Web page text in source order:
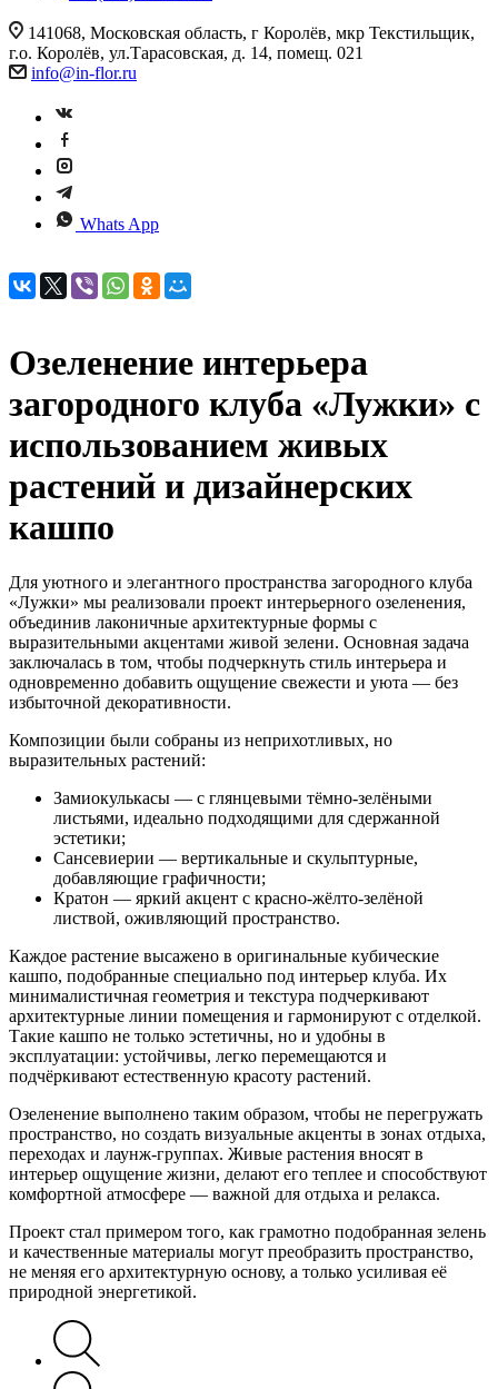
141068, Московская область, г Королёв, мкр Текстильщик,
г.о. Королёв, ул.Тарасовская, д. 14, помещ. 021
info@in-flor.ru
Whats App
Озеленение интерьера
загородного клуба «Лужки» с
использованием живых
растений и дизайнерских
кашпо
Для уютного и элегантного пространства загородного клуба
«Лужки» мы реализовали проект интерьерного озеленения,
объединив лаконичные архитектурные формы с
выразительными акцентами живой зелени. Основная задача
заключалась в том, чтобы подчеркнуть стиль интерьера и
одновременно добавить ощущение свежести и уюта — без
избыточной декоративности.
Композиции были собраны из неприхотливых, но
выразительных растений:
Замиокулькасы — с глянцевыми тёмно-зелёными
листьями, идеально подходящими для сдержанной
эстетики;
Сансевиерии — вертикальные и скульптурные,
добавляющие графичности;
Кратон — яркий акцент с красно-жёлто-зелёной
листвой, оживляющий пространство.
Каждое растение высажено в оригинальные кубические
кашпо, подобранные специально под интерьер клуба. Их
минималистичная геометрия и текстура подчеркивают
архитектурные линии помещения и гармонируют с отделкой.
Такие кашпо не только эстетичны, но и удобны в
эксплуатации: устойчивы, легко перемещаются и
подчёркивают естественную красоту растений.
Озеленение выполнено таким образом, чтобы не перегружать
пространство, но создать визуальные акценты в зонах отдыха,
переходах и лаунж-группах. Живые растения вносят в
интерьер ощущение жизни, делают его теплее и способствуют
комфортной атмосфере — важной для отдыха и релакса.
Проект стал примером того, как грамотно подобранная зелень
и качественные материалы могут преобразить пространство,
не меняя его архитектурную основу, а только усиливая её
природной энергетикой.